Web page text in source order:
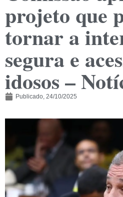
projeto que
tornar a
segura e
idosos –
Publicado, 24/10/2025